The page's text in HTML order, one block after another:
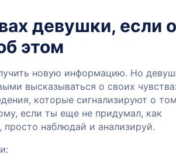
девушки, если
этом
новую информацию. Но
высказываться о своих
которые сигнализируют о
если ты еще не придумал, как
просто наблюдай и анализируй.